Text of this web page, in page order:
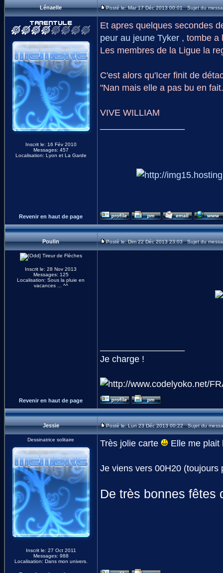
Lénaelle Posté le: Mar 17 Déc 2013 00:01 Sujet du
Inscrit le: 16 Fév 2010
Messages: 457
Localisation: Lyon et La Garde
Et apres quelques secondes
peur au jeune Tyker , tombe a
Les membres de la Ligue la
C'est alors qu'Icer finit de
"Nan mais elle a pas bu en
VIVE WILLIAM
Revenir en haut de page
Poulin Posté le: Dim 22 Déc 2013 23:03 Sujet du
Inscrit le: 28 Nov 2013
Messages: 125
Localisation: Sous la pluie en
vacances ... ^^
Je charge !
Revenir en haut de page
Jessie Posté le: Lun 23 Déc 2013 00:22 Sujet du
Dessinatrice solitaire
Inscrit le: 27 Oct 2011
Messages: 988
Localisation: Dans mon univers.
Très jolie carte Elle me plait
Je viens vers 00H20
De très bonnes fêtes